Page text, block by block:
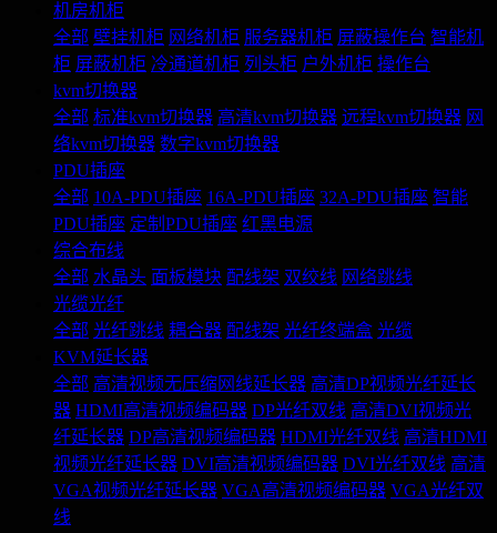
机房机柜
全部 壁挂机柜 网络机柜 服务器机柜 屏蔽操作台 智能机
柜 屏蔽机柜 冷通道机柜 列头柜 户外机柜 操作台
kvm切换器
全部 标准kvm切换器 高清kvm切换器 远程kvm切换器 网
络kvm切换器 数字kvm切换器
PDU插座
全部 10A-PDU插座 16A-PDU插座 32A-PDU插座 智能
PDU插座 定制PDU插座 红黑电源
综合布线
全部 水晶头 面板模块 配线架 双绞线 网络跳线
光缆光纤
全部 光纤跳线 耦合器 配线架 光纤终端盒 光缆
KVM延长器
全部 高清视频无压缩网线延长器 高清DP视频光纤延长
器 HDMI高清视频编码器 DP光纤双线 高清DVI视频光
纤延长器 DP高清视频编码器 HDMI光纤双线 高清HDMI
视频光纤延长器 DVI高清视频编码器 DVI光纤双线 高清
VGA视频光纤延长器 VGA高清视频编码器 VGA光纤双
线